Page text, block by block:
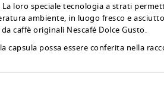
loro speciale tecnologia a strati
ambiente, in luogo fresco e
caffè originali Nescafé Dolce Gusto.
possa essere conferita nella